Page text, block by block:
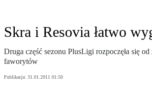
Skra i Resovia łatwo
Druga część sezonu PlusLigi rozpoczęła się
faworytów
Publikacja: 31.01.2011 01:50